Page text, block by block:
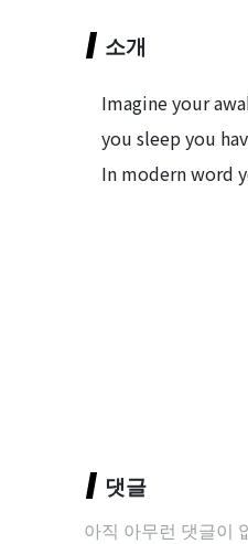
소개
Imagine your
you sleep you
In modern word
댓글
아직 아무런 댓글이